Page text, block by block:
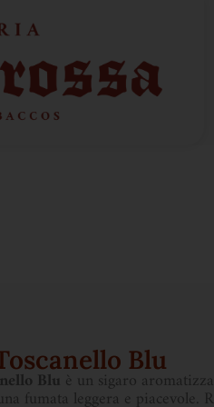
Blu
Blu è un sigaro
fumata leggera e piacevole.